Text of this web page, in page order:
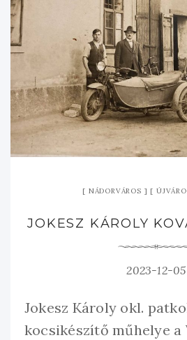
NÁDORVÁROS
JOKESZ KÁROLY
2023-12-05
Jokesz Károly okl.
kocsikészítő műhelye a